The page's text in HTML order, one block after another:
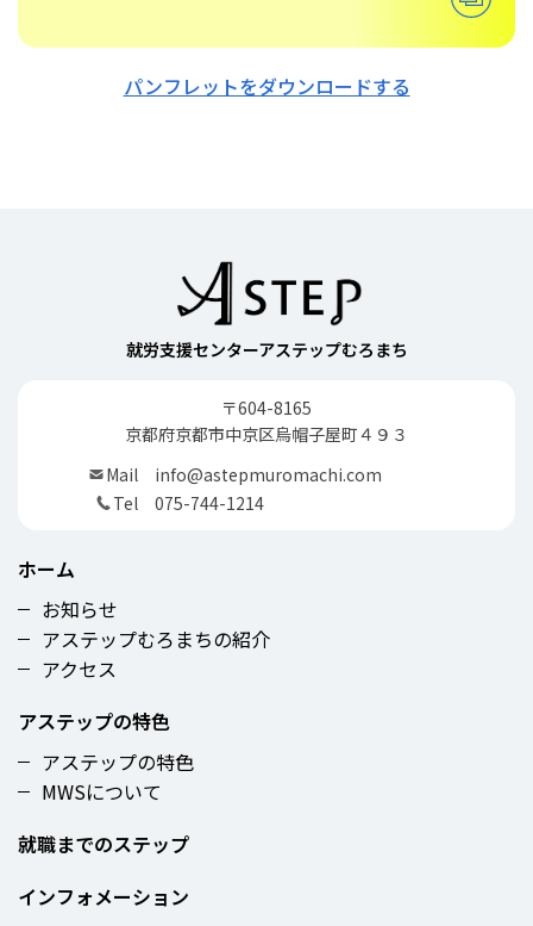
パンフレットをダウンロードする
就労支援センターアステップむろまち
〒604-8165
京都府京都市中京区烏帽子屋町４９３
Mail
info@astepmuromachi.com
Tel
075-744-1214
ホーム
お知らせ
アステップむろまちの紹介
アクセス
アステップの特色
アステップの特色
MWSについて
就職までのステップ
インフォメーション